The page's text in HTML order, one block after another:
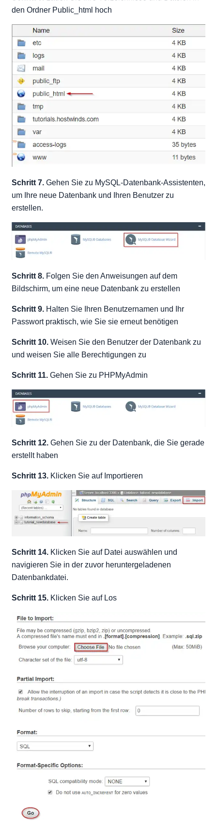
den Ordner Public_html hoch
Schritt 7. Gehen Sie zu MySQL-Datenbank-Assistenten,
um Ihre neue Datenbank und Ihren Benutzer zu
erstellen.
Schritt 8. Folgen Sie den Anweisungen auf dem
Bildschirm, um eine neue Datenbank zu erstellen
Schritt 9. Halten Sie Ihren Benutzernamen und Ihr
Passwort praktisch, wie Sie sie erneut benötigen
Schritt 10. Weisen Sie den Benutzer der Datenbank zu
und weisen Sie alle Berechtigungen zu
Schritt 11. Gehen Sie zu PHPMyAdmin
Schritt 12. Gehen Sie zu der Datenbank, die Sie gerade
erstellt haben
Schritt 13. Klicken Sie auf Importieren
Schritt 14. Klicken Sie auf Datei auswählen und
navigieren Sie in der zuvor heruntergeladenen
Datenbankdatei.
Schritt 15. Klicken Sie auf Los